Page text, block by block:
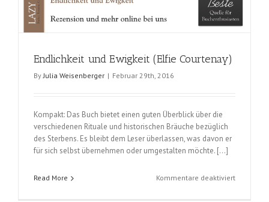
Endlichkeit und Ewigkeit (Elfie Courtenay)
By Julia Weisenberger | Februar 29th, 2016
Kompakt: Das Buch bietet einen guten Überblick über die
verschiedenen Rituale und historischen Bräuche bezüglich
des Sterbens. Es bleibt dem Leser überlassen, was davon er
für sich selbst übernehmen oder umgestalten möchte. […]
Read More Kommentare deaktiviertfür